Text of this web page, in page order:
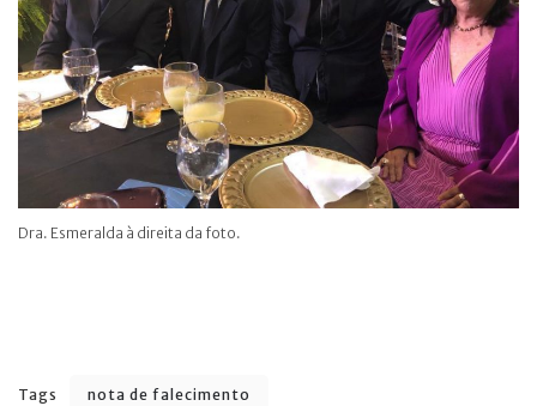
Dra. Esmeralda à direita da foto.
Tags nota de falecimento